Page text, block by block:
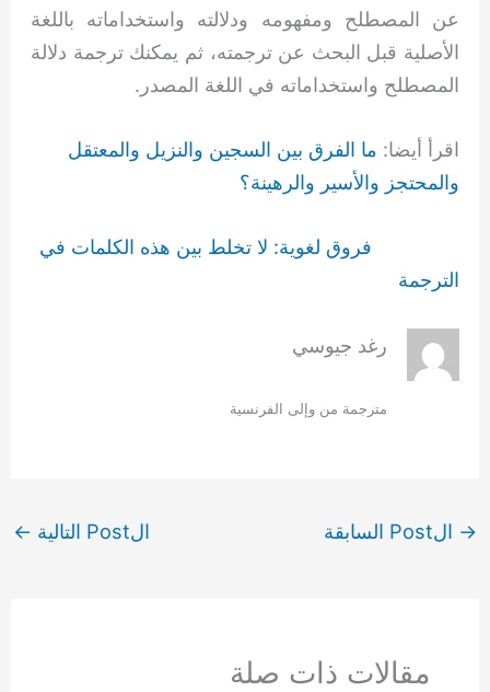
عن المصطلح ومفهومه ودلالته واستخداماته باللغة
الأصلية قبل البحث عن ترجمته، ثم يمكنك ترجمة دلالة
المصطلح واستخداماته في اللغة المصدر.
اقرأ أيضا: ما الفرق بين السجين والنزيل والمعتقل
والمحتجز والأسير والرهينة؟
فروق لغوية: لا تخلط بين هذه الكلمات في
الترجمة
رغد جيوسي
مترجمة من وإلى الفرنسية
→ الPost السابقة الPost التالية ←
مقالات ذات صلة